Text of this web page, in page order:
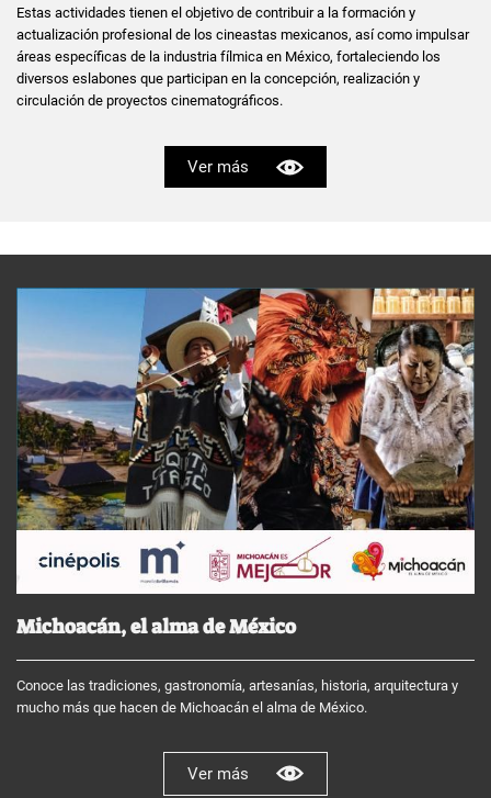
Estas actividades tienen el objetivo de contribuir a la formación y
actualización profesional de los cineastas mexicanos, así como impulsar
áreas específicas de la industria fílmica en México, fortaleciendo los
diversos eslabones que participan en la concepción, realización y
circulación de proyectos cinematográficos.
Ver más
Michoacán, el alma de México
Conoce las tradiciones, gastronomía, artesanías, historia, arquitectura y
mucho más que hacen de Michoacán el alma de México.
Ver más